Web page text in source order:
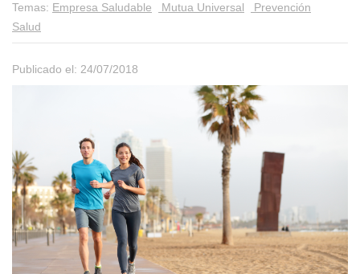
Temas: Empresa Saludable Mutua Universal
Prevención
Salud
Publicado el: 24/07/2018